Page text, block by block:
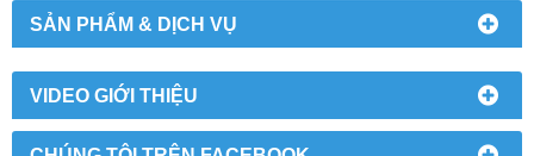
SẢN PHẨM & DỊCH VỤ
VIDEO GIỚI THIỆU